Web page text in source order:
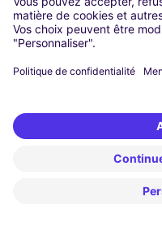
Turin
Vienne
Berlin
Düsseldorf